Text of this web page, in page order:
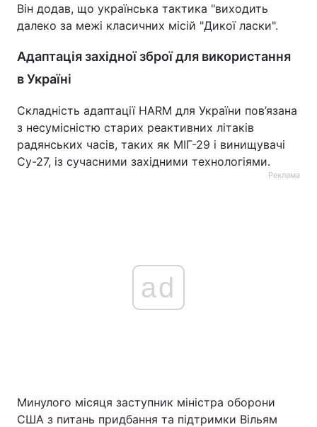
Він додав, що українська тактика "виходить
далеко за межі класичних місій "Дикої ласки".
Адаптація західної зброї для використання
в Україні
Складність адаптації HARM для України пов’язана
з несумісністю старих реактивних літаків
радянських часів, таких як МІГ-29 і винищувачі
Су-27, із сучасними західними технологіями.
Реклама
ad
Минулого місяця заступник міністра оборони
США з питань придбання та підтримки Вільям